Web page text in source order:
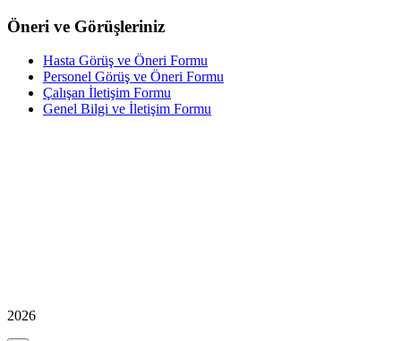
Öneri ve Görüşleriniz
Hasta Görüş ve Öneri Formu
Personel Görüş ve Öneri Formu
Çalışan İletişim Formu
Genel Bilgi ve İletişim Formu
2026